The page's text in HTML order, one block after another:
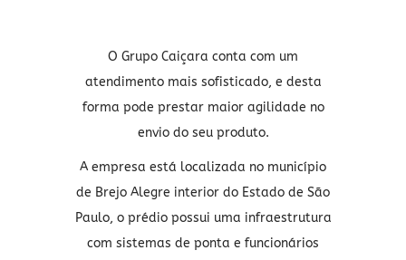
O Grupo Caiçara conta com um
atendimento mais sofisticado, e desta
forma pode prestar maior agilidade no
envio do seu produto.
A empresa está localizada no município
de Brejo Alegre interior do Estado de São
Paulo, o prédio possui uma infraestrutura
com sistemas de ponta e funcionários